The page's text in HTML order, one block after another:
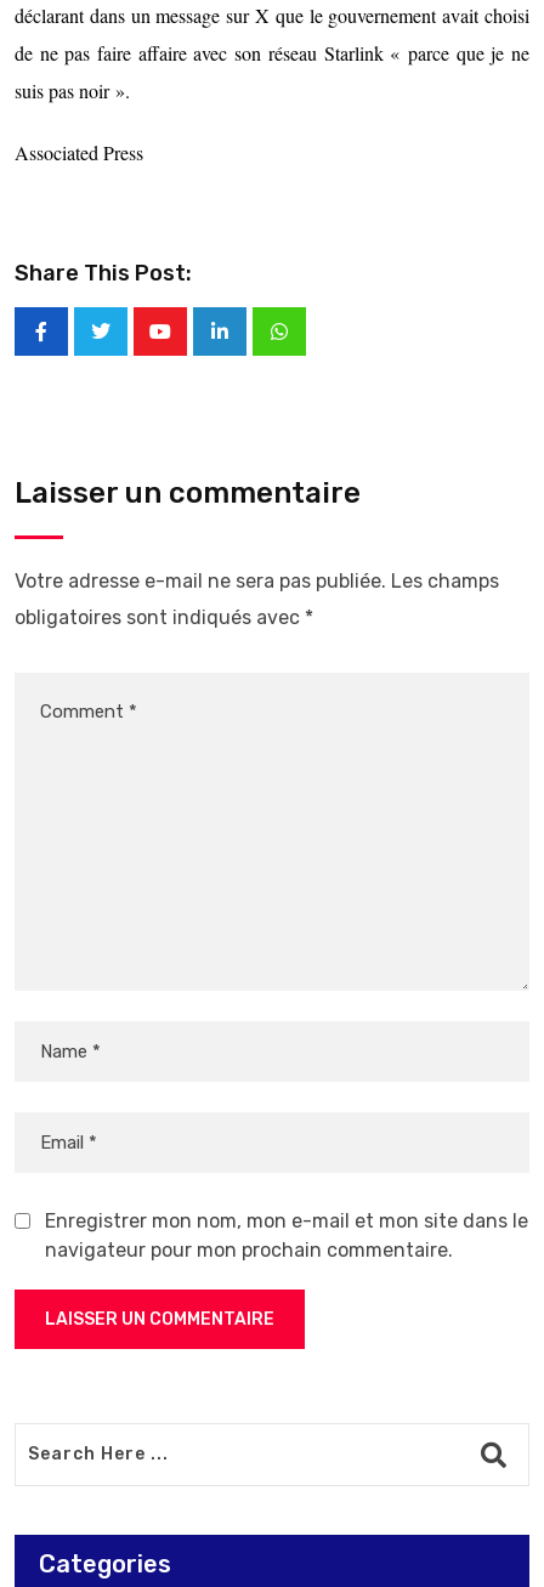
déclarant dans un message sur X que le gouvernement avait choisi
de ne pas faire affaire avec son réseau Starlink « parce que je ne
suis pas noir ».
Associated Press
Share This Post:
Laisser un commentaire
Votre adresse e-mail ne sera pas publiée. Les champs
obligatoires sont indiqués avec *
Enregistrer mon nom, mon e-mail et mon site dans le
navigateur pour mon prochain commentaire.
Categories